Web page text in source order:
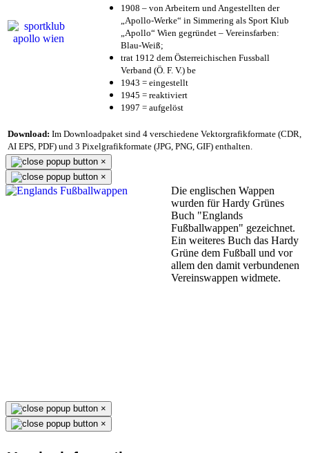
1908 – von Arbeitern und Angestellten der
„Apollo-Werke“ in Simmering als Sport Klub
„Apollo“ Wien gegründet – Vereinsfarben:
Blau-Weiß;
trat 1912 dem Österreichischen Fussball
Verband (Ö. F. V.) be
1943 = eingestellt
1945 = reaktiviert
1997 = aufgelöst
Download: Im Downloadpaket sind 4 verschiedene Vektorgrafikformate (CDR,
AI EPS, PDF) und 3 Pixelgrafikformate (JPG, PNG, GIF) enthalten.
×
×
Die englischen Wappen
wurden für Hardy Grünes
Buch "Englands
Fußballwappen" gezeichnet.
Ein weiteres Buch das Hardy
Grüne dem Fußball und vor
allem den damit verbundenen
Vereinswappen widmete.
×
×